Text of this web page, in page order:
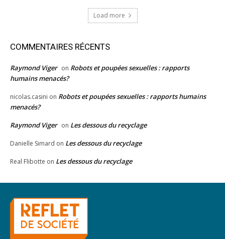
Load more
COMMENTAIRES RÉCENTS
Raymond Viger on Robots et poupées sexuelles : rapports
humains menacés?
nicolas.casini on Robots et poupées sexuelles : rapports humains
menacés?
Raymond Viger on Les dessous du recyclage
Danielle Simard on Les dessous du recyclage
Real Flibotte on Les dessous du recyclage